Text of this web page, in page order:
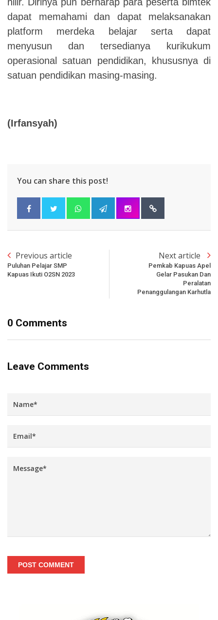
dapat memahami dan dapat melaksanakan
platform merdeka belajar serta dapat
menyusun dan tersedianya kurikukum
operasional satuan pendidikan, khususnya di
satuan pendidikan masing-masing.
(Irfansyah)
You can share this post!
Previous article
Puluhan Pelajar SMP
Kapuas Ikuti O2SN 2023
Next article
Pemkab Kapuas Apel
Gelar Pasukan Dan
Peralatan
Penanggulangan Karhutla
0 Comments
Leave Comments
POST COMMENT